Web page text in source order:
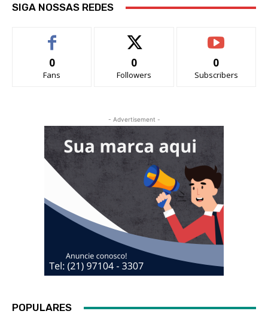
SIGA NOSSAS REDES
0
Fans
0
Followers
0
Subscribers
- Advertisement -
POPULARES